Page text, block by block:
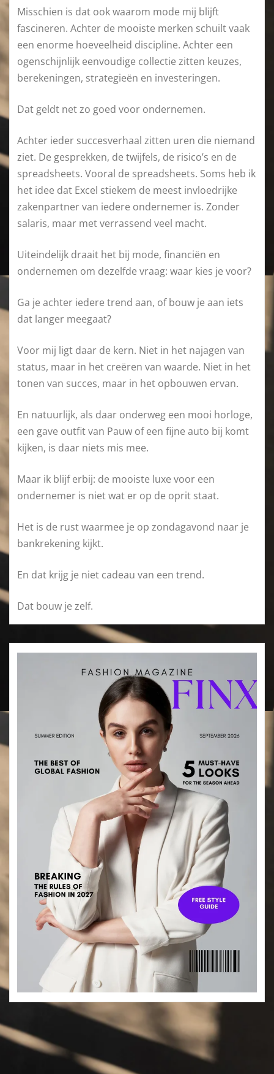
Misschien is dat ook waarom mode mij blijft
fascineren. Achter de mooiste merken schuilt vaak
een enorme hoeveelheid discipline. Achter een
ogenschijnlijk eenvoudige collectie zitten keuzes,
berekeningen, strategieën en investeringen.
Dat geldt net zo goed voor ondernemen.
Achter ieder succesverhaal zitten uren die niemand
ziet. De gesprekken, de twijfels, de risico’s en de
spreadsheets. Vooral de spreadsheets. Soms heb ik
het idee dat Excel stiekem de meest invloedrijke
zakenpartner van iedere ondernemer is. Zonder
salaris, maar met verrassend veel macht.
Uiteindelijk draait het bij mode, financiën en
ondernemen om dezelfde vraag: waar kies je voor?
Ga je achter iedere trend aan, of bouw je aan iets
dat langer meegaat?
Voor mij ligt daar de kern. Niet in het najagen van
status, maar in het creëren van waarde. Niet in het
tonen van succes, maar in het opbouwen ervan.
En natuurlijk, als daar onderweg een mooi horloge,
een gave outfit van Pauw of een fijne auto bij komt
kijken, is daar niets mis mee.
Maar ik blijf erbij: de mooiste luxe voor een
ondernemer is niet wat er op de oprit staat.
Het is de rust waarmee je op zondagavond naar je
bankrekening kijkt.
En dat krijg je niet cadeau van een trend.
Dat bouw je zelf.